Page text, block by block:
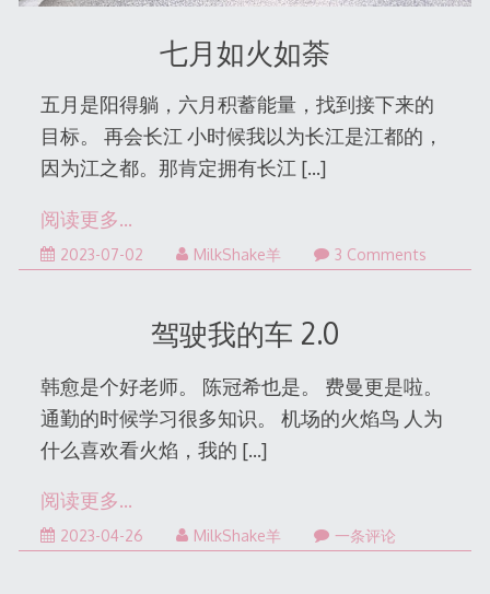
七月如火如荼
五月是阳得躺，六月积蓄能量，找到接下来的
目标。 再会长江 小时候我以为长江是江都的，
因为江之都。那肯定拥有长江 […]
阅读更多…
2023-07-02 MilkShake羊 3 Comments
驾驶我的车 2.0
韩愈是个好老师。 陈冠希也是。 费曼更是啦。
通勤的时候学习很多知识。 机场的火焰鸟 人为
什么喜欢看火焰，我的 […]
阅读更多…
2023-04-26 MilkShake羊 一条评论